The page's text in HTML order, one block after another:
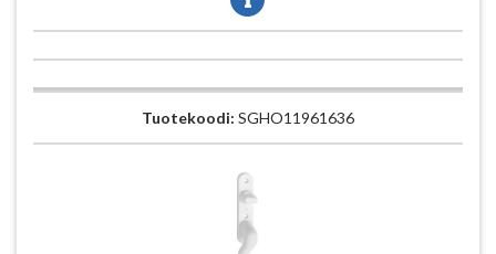
Tuotekoodi: SGHO11961636